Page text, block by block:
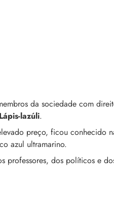
da sociedade com
Lápis-lazúli.
preço, ficou conhecido
azul ultramarino.
professores, dos políticos e